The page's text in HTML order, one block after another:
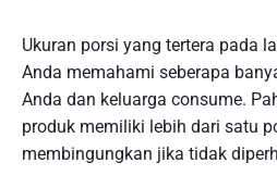
Ukuran porsi yang tertera pada
Anda memahami seberapa
Anda dan keluarga consume.
produk memiliki lebih dari satu
membingungkan jika tidak